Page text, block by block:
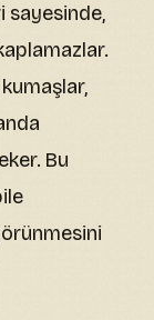
sayesinde,
Bu